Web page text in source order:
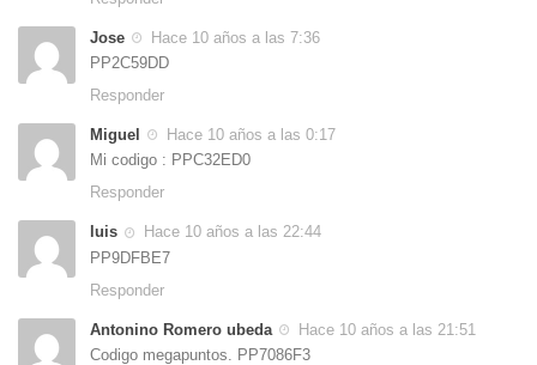
Jose
Hace 10 años a las 7:36
PP2C59DD
Responder
Miguel
Hace 10 años a las 0:17
Mi codigo : PPC32ED0
Responder
luis
Hace 10 años a las 22:44
PP9DFBE7
Responder
Antonino Romero ubeda
Hace 10 años a las 21:51
Codigo megapuntos. PP7086F3